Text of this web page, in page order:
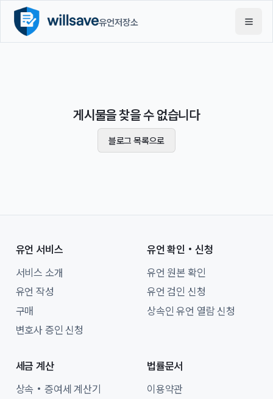
유언저장소
게시물을 찾을 수 없습니다
블로그 목록으로
유언 서비스
서비스 소개
유언 작성
구매
변호사 증인 신청
유언 확인·신청
유언 원본 확인
유언 검인 신청
상속인 유언 열람 신청
세금 계산
상속·증여세 계산기
법률문서
이용약관